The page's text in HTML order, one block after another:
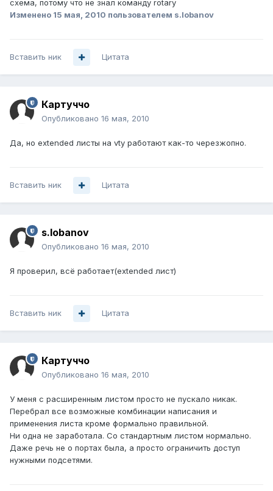
схема, потому что не знал команду rotary
Изменено 15 мая, 2010 пользователем s.lobanov
Вставить ник Цитата
Картуччо
Опубликовано 16 мая, 2010
Да, но extended листы на vty работают как-то черезжопно.
Вставить ник Цитата
s.lobanov
Опубликовано 16 мая, 2010
Я проверил, всё работает(extended лист)
Вставить ник Цитата
Картуччо
Опубликовано 16 мая, 2010
У меня с расширенным листом просто не пускало никак.
Перебрал все возможные комбинации написания и
применения листа кроме формально правильной.
Ни одна не заработала. Со стандартным листом нормально.
Даже речь не о портах была, а просто ограничить доступ
нужными подсетями.